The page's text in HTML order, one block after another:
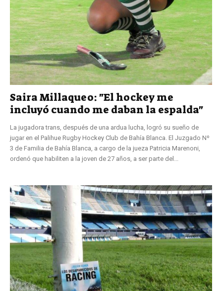
Saira Millaqueo: "El hockey me
incluyó cuando me daban la espalda"
La jugadora trans, después de una ardua lucha, logró su sueño de
jugar en el Palihue Rugby Hockey Club de Bahía Blanca. El Juzgado Nº
3 de Familia de Bahía Blanca, a cargo de la jueza Patricia Marenoni,
ordenó que habiliten a la joven de 27 años, a ser parte del...